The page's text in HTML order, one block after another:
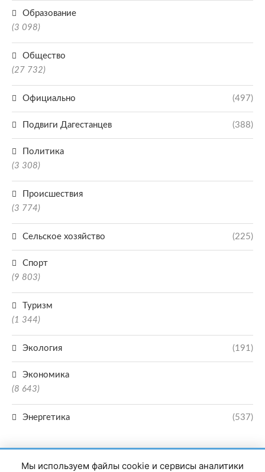
Образование
(3 098)
Общество
(27 732)
Официально (497)
Подвиги Дагестанцев (388)
Политика
(3 308)
Происшествия
(3 774)
Сельское хозяйство (225)
Спорт
(9 803)
Туризм
(1 344)
Экология (191)
Экономика
(8 643)
Энергетика (537)
Мы используем файлы cookie и сервисы аналитики